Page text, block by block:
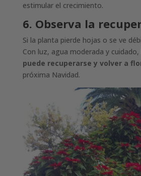
estimular el crecimiento.
6. Observa la
Si la planta pierde hojas o se ve
Con luz, agua moderada y cuidado,
puede recuperarse y volver a
próxima Navidad.